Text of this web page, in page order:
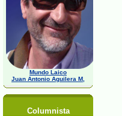
Mundo Laico
Juan Antonio Aguilera M,
Columnista